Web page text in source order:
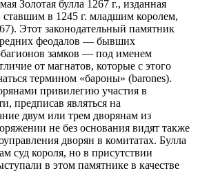
Золотая булла 1267 г., изданная
в 1245 г. младшим королем,
Этот законодательный памятник
феодалов — бывших
замков — под именем
от магнатов, которые с этого
термином «бароны» (barones).
привилегию участия в
предписав являться на
двум или трем дворянам из
не без основания видят также
дворян в комитатах. Булла
суд короля, но в присутствии
в этом памятнике в качестве